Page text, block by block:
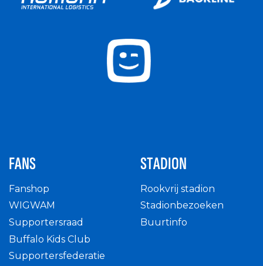
FANS
Fanshop
WIGWAM
Supportersraad
Buffalo Kids Club
Supportersfederatie
STADION
Rookvrij stadion
Stadionbezoeken
Buurtinfo